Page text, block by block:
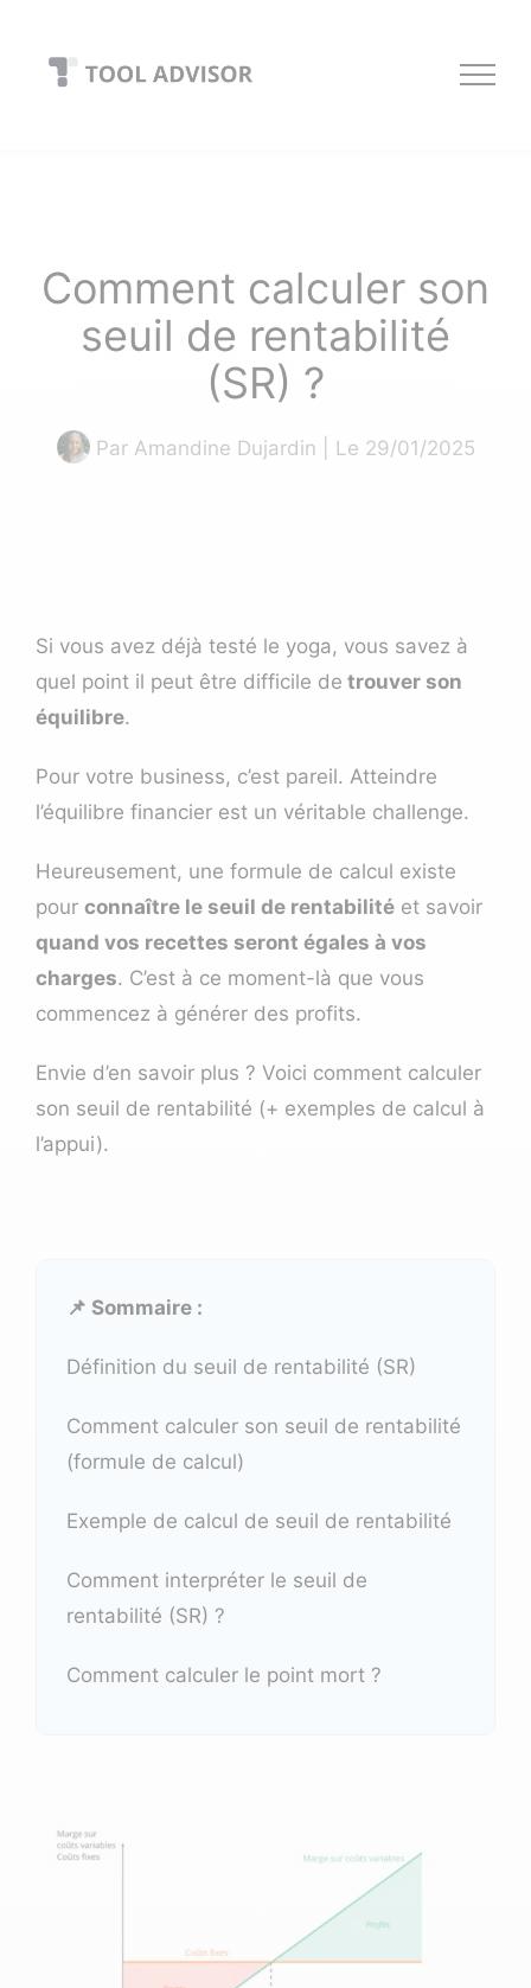
content
Comment calculer son
seuil de rentabilité
(SR) ?
Par Amandine Dujardin | Le 29/01/2025
Si vous avez déjà testé le yoga, vous savez à
quel point il peut être difficile de trouver son
équilibre.
Pour votre business, c’est pareil. Atteindre
l’équilibre financier est un véritable challenge.
Heureusement, une formule de calcul existe
pour connaître le seuil de rentabilité et savoir
quand vos recettes seront égales à vos
charges. C’est à ce moment-là que vous
commencez à générer des profits.
Envie d’en savoir plus ? Voici comment calculer
son seuil de rentabilité (+ exemples de calcul à
l’appui).
📌 Sommaire :
Définition du seuil de rentabilité (SR)
Comment calculer son seuil de rentabilité
(formule de calcul)
Exemple de calcul de seuil de rentabilité
Comment interpréter le seuil de
rentabilité (SR) ?
Comment calculer le point mort ?